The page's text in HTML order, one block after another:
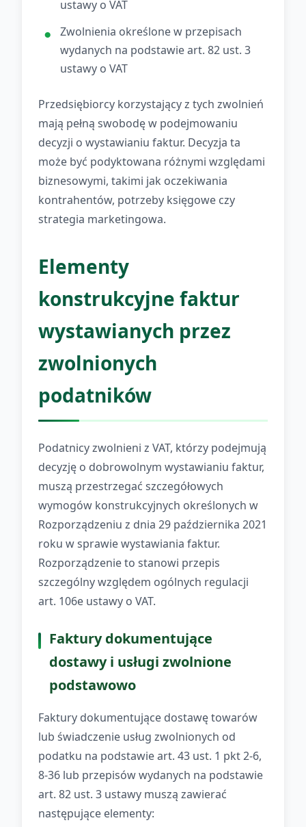
ustawy o VAT
Zwolnienia określone w przepisach
wydanych na podstawie art. 82 ust. 3
ustawy o VAT
Przedsiębiorcy korzystający z tych zwolnień
mają pełną swobodę w podejmowaniu
decyzji o wystawianiu faktur. Decyzja ta
może być podyktowana różnymi względami
biznesowymi, takimi jak oczekiwania
kontrahentów, potrzeby księgowe czy
strategia marketingowa.
Elementy
konstrukcyjne faktur
wystawianych przez
zwolnionych
podatników
Podatnicy zwolnieni z VAT, którzy podejmują
decyzję o dobrowolnym wystawianiu faktur,
muszą przestrzegać szczegółowych
wymogów konstrukcyjnych określonych w
Rozporządzeniu z dnia 29 października 2021
roku w sprawie wystawiania faktur.
Rozporządzenie to stanowi przepis
szczególny względem ogólnych regulacji
art. 106e ustawy o VAT.
Faktury dokumentujące
dostawy i usługi zwolnione
podstawowo
Faktury dokumentujące dostawę towarów
lub świadczenie usług zwolnionych od
podatku na podstawie art. 43 ust. 1 pkt 2-6,
8-36 lub przepisów wydanych na podstawie
art. 82 ust. 3 ustawy muszą zawierać
następujące elementy: